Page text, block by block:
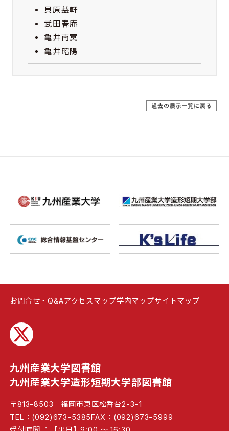
貝原益軒
武田春庵
亀井南冥
亀井昭陽
お問合せ・Q&Aアクセスマップ学内マップサイトマップ
九州産業大学図書館
九州産業大学造形短期大学部図書館
〒813-8503 福岡市東区松香台2-3-1
TEL：(092)673-5385FAX：(092)673-5999